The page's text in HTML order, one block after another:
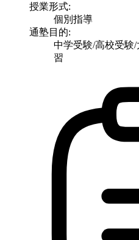
授業形式:
個別指導
通塾目的:
中学受験/高校受験
習